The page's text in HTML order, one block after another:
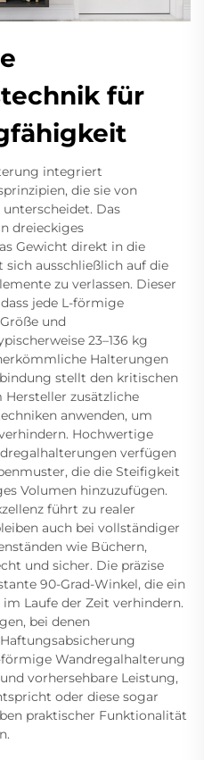
für
integriert
die sie von
Das
dreieckiges
Gewicht direkt in die
ausschließlich auf die
zu verlassen. Dieser
jede L-förmige
und
23–136 kg
Halterungen
stellt den kritischen
Hersteller zusätzliche
anwenden, um
Hochwertige
verfügen
die die Steifigkeit
Volumen hinzuzufügen.
führt zu realer
auch bei vollständiger
wie Büchern,
und sicher. Die präzise
90-Grad-Winkel, die ein
Laufe der Zeit verhindern.
bei denen
Wandregalhalterung
vorhersehbare Leistung,
oder diese sogar
praktischer Funktionalität